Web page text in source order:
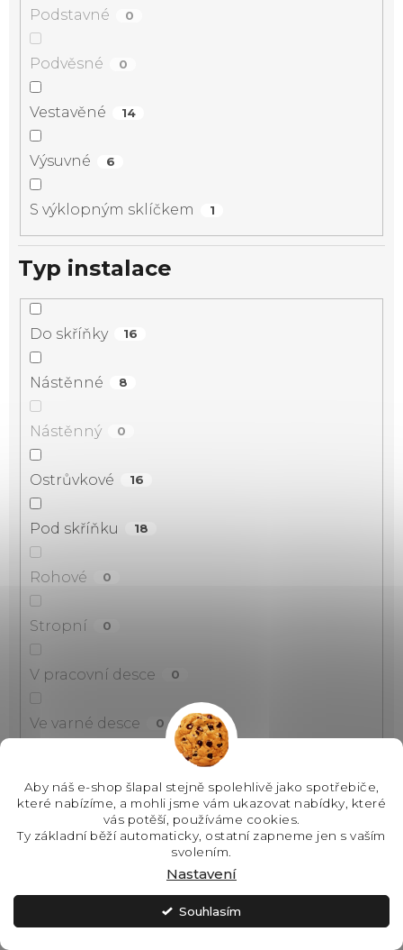
Aby náš e-shop šlapal stejně spolehlivě jako spotřebiče,
které nabízíme, a mohli jsme vám ukazovat nabídky, které
vás potěší, používáme cookies.
Ty základní běží automaticky, ostatní zapneme jen s vaším
svolením.
Nastavení
Souhlasím
Podstavné 0
Podvěsné 0
Vestavěné 14
Výsuvné 6
S výklopným sklíčkem 1
Typ instalace
Do skříňky 16
Nástěnné 8
Nástěnný 0
Ostrůvkové 16
Pod skříňku 18
Rohové 0
Stropní 0
V pracovní desce 0
Ve varné desce 0
8